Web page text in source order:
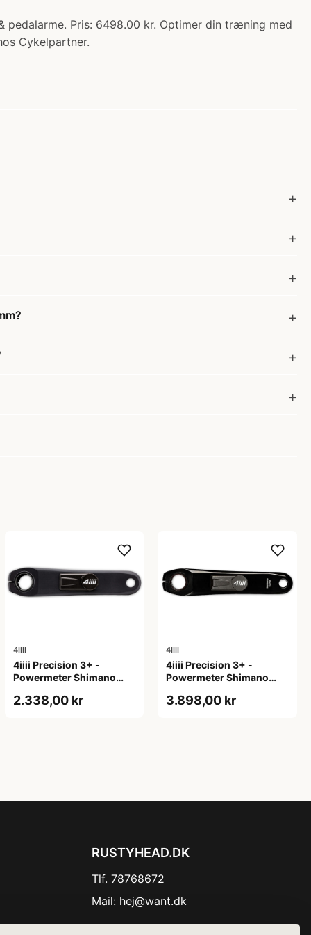
pedalarme. Pris: 6498.00 kr. Optimer din træning med
Cykelpartner.
4IIII
4iiii Precision 3+ -
Powermeter Shimano
175mm
2.338,00 kr
4IIII
4iiii Precision 3+ -
Powermeter Shimano
side - 165mm
3.898,00 kr
RUSTYHEAD.DK
Tlf. 78768672
Mail: hej@want.dk